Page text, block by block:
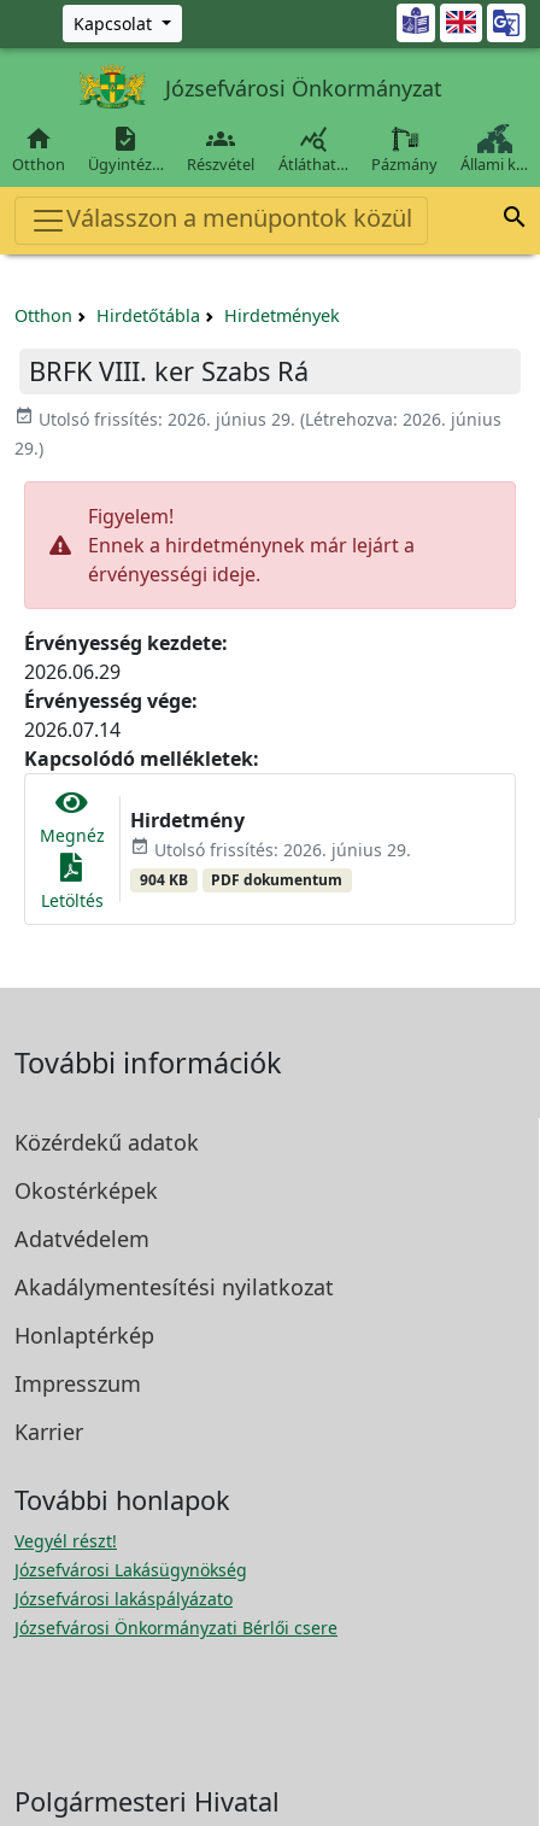
Ugrás a fő tartalomra
Kapcsolat 
Józsefvárosi Önkormányzat

Otthon

Ügyintéz…

Részvétel

Átláthat… Pázmány Állami k…
Válasszon a menüpontok közül 
Otthon Hirdetőtábla Hirdetmények
BRFK VIII. ker Szabs Rá
event_available Utolsó frissítés: 2026. június 29. (Létrehozva: 2026. június
29.)
Figyelem!
Ennek a hirdetménynek már lejárt a
érvényességi ideje.
Érvényesség kezdete:
2026.06.29
Érvényesség vége:
2026.07.14
Kapcsolódó mellékletek:
Megnéz
Letöltés
Hirdetmény
event_available Utolsó frissítés: 2026. június 29.
904 KB PDF dokumentum
További információk
Közérdekű adatok
Okostérképek
Adatvédelem
Akadálymentesítési nyilatkozat
Honlaptérkép
Impresszum
Karrier
További honlapok
Vegyél részt!
Józsefvárosi Lakásügynökség
Józsefvárosi lakáspályázato
Józsefvárosi Önkormányzati Bérlői csere
Polgármesteri Hivatal